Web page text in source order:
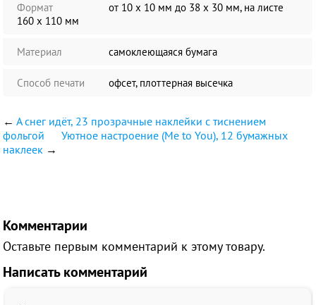
Формат
от 10 х 10 мм до 38 х 30 мм, на листе
160 х 110 мм
Материал самоклеющаяся бумага
Способ печати офсет, плоттерная высечка
←А снег идёт, 23 прозрачные наклейки с тиснением
фольгой
Уютное настроение (Me to You), 12 бумажных
наклеек →
Комментарии
Оставьте первым комментарий к этому товару.
Написать комментарий